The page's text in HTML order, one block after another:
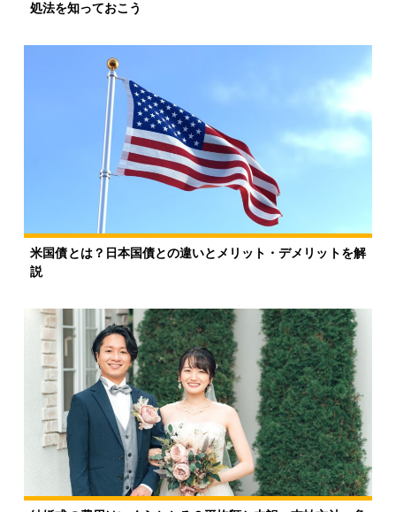
処法を知っておこう
米国債とは？日本国債との違いとメリット・デメリットを解
説